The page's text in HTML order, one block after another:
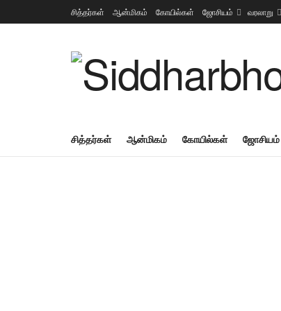
சித்தர்கள் ஆன்மிகம் கோயில்கள் ஜோசியம் வரலாறு
சித்தர்கள் ஆன்மிகம் கோயில்கள் ஜோசியம்